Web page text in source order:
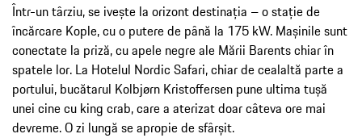
Într-un târziu, se ivește la orizont destinația – o stație de
încărcare Kople, cu o putere de până la 175 kW. Mașinile sunt
conectate la priză, cu apele negre ale Mării Barents chiar în
spatele lor. La Hotelul Nordic Safari, chiar de cealaltă parte a
portului, bucătarul Kolbjørn Kristoffersen pune ultima tușă
unei cine cu king crab, care a aterizat doar câteva ore mai
devreme. O zi lungă se apropie de sfârșit.